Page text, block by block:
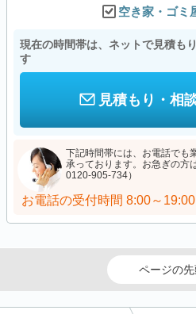
空き家・ゴミ
現在の時間帯は、ネットで見積も
す
見積もり・相
下記時間帯には、お電話でも
承っております。お急ぎの方
0120-905-734）
お電話の受付時間 8:00～
ページの